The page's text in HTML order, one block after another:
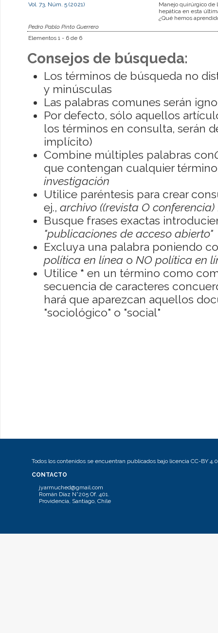
Vol. 73, Núm. 5 (2021)
Manejo quirúrgico de
hepática en esta
¿Qué hemos
Pedro Pablo Pinto Guerrero
Elementos 1 - 6 de 6
Consejos de búsqueda:
Los términos de búsqueda no
y minúsculas
Las palabras comunes serán
Por defecto, sólo aquellos
los términos en consulta, serán
implícito)
Combine múltiples palabras con
que contengan cualquier
investigación
Utilice paréntesis para crear
ej., archivo ((revista O conferencia)
Busque frases exactas
"publicaciones de acceso abierto"
Excluya una palabra poniendo
política en línea o NO política en
Utilice * en un término como
secuencia de caracteres
hará que aparezcan aquellos
"sociológico" o "social"
Todos los contenidos se encuentran publicados bajo licencia CC-BY 4.0
CONTACTO
jyarmuched@gmail.com
Román Díaz N°205 Of. 401.
Providencia, Santiago, Chile